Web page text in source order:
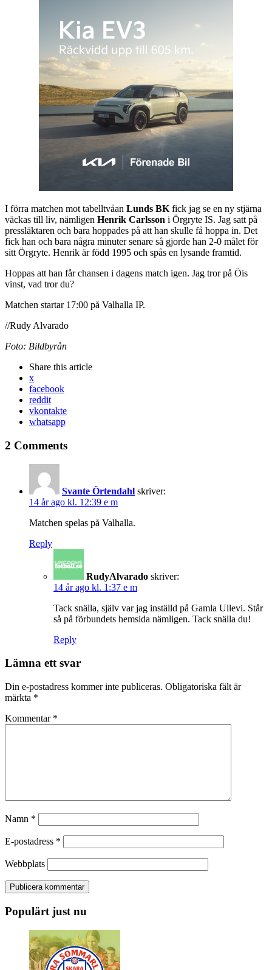
I förra matchen mot tabelltvåan Lunds BK fick jag se en ny stjärna
väckas till liv, nämligen Henrik Carlsson i Örgryte IS. Jag satt på
pressläktaren och bara hoppades på att han skulle få hoppa in. Det
fick han och bara några minuter senare så gjorde han 2-0 målet för
sitt Örgryte. Henrik är född 1995 och spås en lysande framtid.
Hoppas att han får chansen i dagens match igen. Jag tror på Öis
vinst, vad tror du?
Matchen startar 17:00 på Valhalla IP.
//Rudy Alvarado
Foto: Bildbyrån
Share this article
x
facebook
reddit
vkontakte
whatsapp
2 Comments
Svante Örtendahl skriver:
14 år ago kl. 12:39 e m
Matchen spelas på Valhalla.
Reply
RudyAlvarado skriver:
14 år ago kl. 1:37 e m
Tack snälla, själv var jag inställd på Gamla Ullevi. Står
så på förbundets hemsida nämligen. Tack snälla du!
Reply
Lämna ett svar
Din e-postadress kommer inte publiceras. Obligatoriska fält är
märkta *
Kommentar *
Namn *
E-postadress *
Webbplats
Populärt just nu